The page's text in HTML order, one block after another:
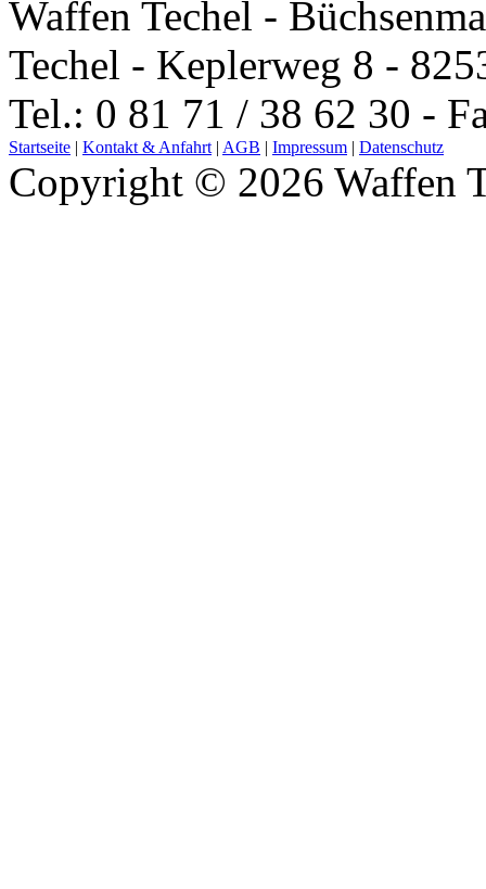
Waffen Techel -
Techel - Keplerweg 8 -
Tel.: 0 81 71 / 38 62 30 -
Startseite | Kontakt & Anfahrt | AGB | Impressum | Datenschutz
Copyright © 2026 Waffen